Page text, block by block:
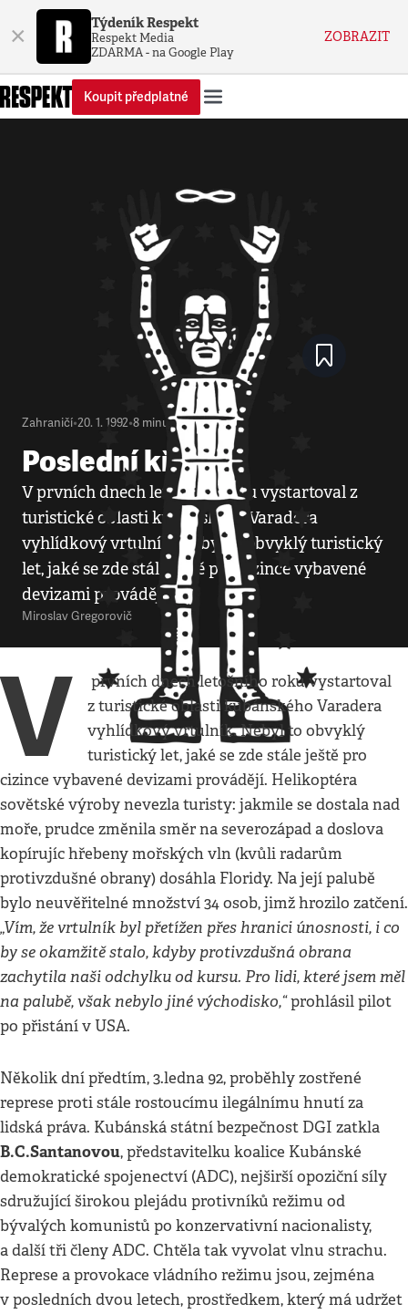
× Týdeník Respekt
Respekt Media
ZDARMA - na Google Play
ZOBRAZIT
Koupit předplatné
Zahraničí•20. 1. 1992•8 minut
Poslední křeče
V prvních dnech letošního roku vystartoval z
turistické oblasti kubánského Varadera
vyhlídkový vrtulník. Nebyl to obvyklý turistický
let, jaké se zde stále ještě pro cizince vybavené
devizami provádějí.
Miroslav Gregorovič
V
prvních dnech letošního roku vystartoval
z turistické oblasti kubánského Varadera
vyhlídkový vrtulník. Nebyl to obvyklý
turistický let, jaké se zde stále ještě pro
cizince vybavené devizami provádějí. Helikoptéra
sovětské výroby nevezla turisty: jakmile se dostala nad
moře, prudce změnila směr na severozápad a doslova
kopírujíc hřebeny mořských vln (kvůli radarům
protivzdušné obrany) dosáhla Floridy. Na její palubě
bylo neuvěřitelné množství 34 osob, jimž hrozilo zatčení.
„Vím, že vrtulník byl přetížen přes hranici únosnosti, i co
by se okamžitě stalo, kdyby protivzdušná obrana
zachytila naši odchylku od kursu. Pro lidi, které jsem měl
na palubě, však nebylo jiné východisko,“prohlásil pilot
po přistání v USA.
Několik dní předtím, 3.ledna 92, proběhly zostřené
represe proti stále rostoucímu ilegálnímu hnutí za
lidská práva. Kubánská státní bezpečnost DGI zatkla
B.C.Santanovou, představitelku koalice Kubánské
demokratické spojenectví (ADC), nejširší opoziční síly
sdružující širokou plejádu protivníků režimu od
bývalých komunistů po konzervativní nacionalisty,
a další tři členy ADC. Chtěla tak vyvolat vlnu strachu.
Represe a provokace vládního režimu jsou, zejména
v posledních dvou letech, prostředkem, který má udržet